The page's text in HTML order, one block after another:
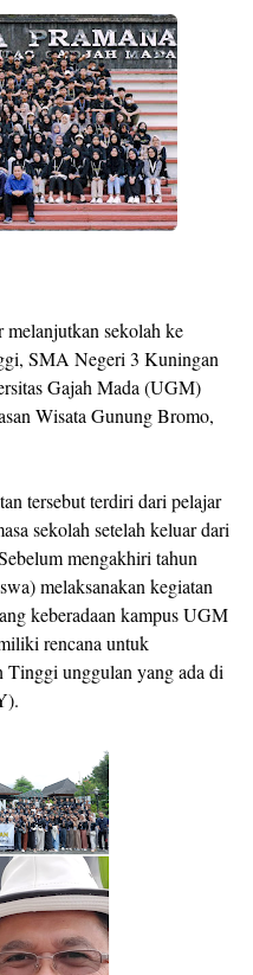
sekolah ke
SMA Negeri 3 Kuningan
Gajah Mada (UGM)
Wisata Gunung Bromo,
tersebut terdiri dari pelajar
sekolah setelah keluar dari
mengakhiri tahun
melaksanakan kegiatan
keberadaan kampus UGM
rencana untuk
Tinggi unggulan yang ada di